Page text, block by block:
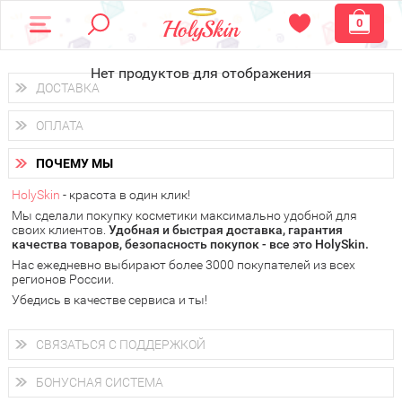
0
Нет продуктов для отображения
ДОСТАВКА
Доставка осуществляетсяпо всем городам России.
Вы можете выбрать доставку курьером, Почтой России или
получить заказ в пунктах выдачи PickPoint или пункте
самовывоза.
В 20 городах России доставка осуществляется ужена
следующий день.
у Вас всегда есть возможность получитьбесплатную
доставку от HolySkin.
подробнее об условиях доставки и оплаты в Вашем городе
ОПЛАТА
Вы можете оплатить свой заказ любым удобным способом:
наличными деньгами (
через интернет-банк (Альфа-банк, Сбербанк) и другими
электронными способами.
ПОЧЕМУ МЫ
HolySkin - красота в один клик!
Мы сделали покупку косметики максимально удобной для
своих клиентов. Удобная и быстрая доставка, гарантия
качества товаров, безопасность покупок - все это HolySkin.
Нас ежедневно выбирают более 3000 покупателей из всех
регионов России.
Убедись в качестве сервиса и ты!
СВЯЗАТЬСЯ С ПОДДЕРЖКОЙ
+7 (800) 707-24-55
Мы будем рады ответить на все Ваши вопросы по работе
магазина, проконсультировать по товарам, рассказать о
БОНУСНАЯ СИСТЕМА